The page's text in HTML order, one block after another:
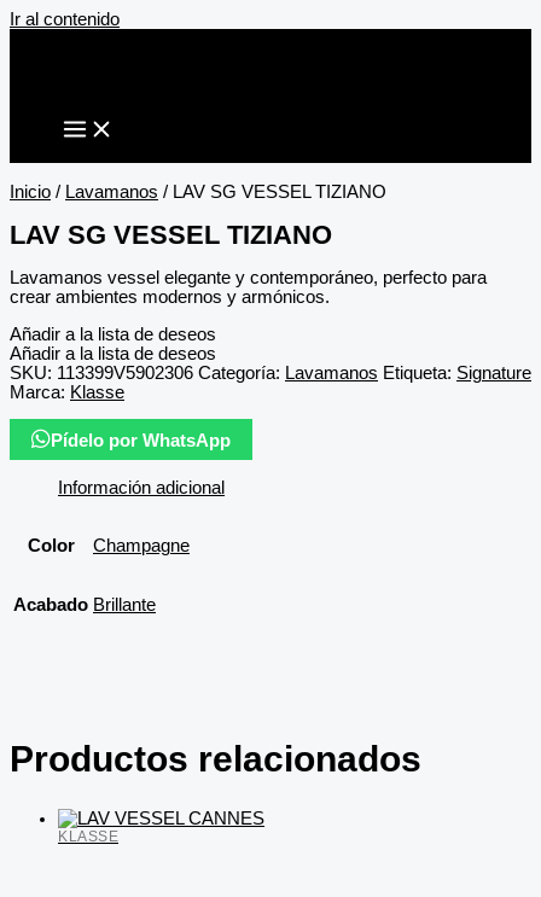
Ir al contenido
Inicio / Lavamanos / LAV SG VESSEL TIZIANO
LAV SG VESSEL TIZIANO
Lavamanos vessel elegante y contemporáneo, perfecto para
crear ambientes modernos y armónicos.
Añadir a la lista de deseos
Añadir a la lista de deseos
SKU: 113399V5902306 Categoría: Lavamanos Etiqueta: Signature
Marca: Klasse
Pídelo por WhatsApp
Información adicional
Color Champagne
Acabado Brillante
Productos relacionados
KLASSE